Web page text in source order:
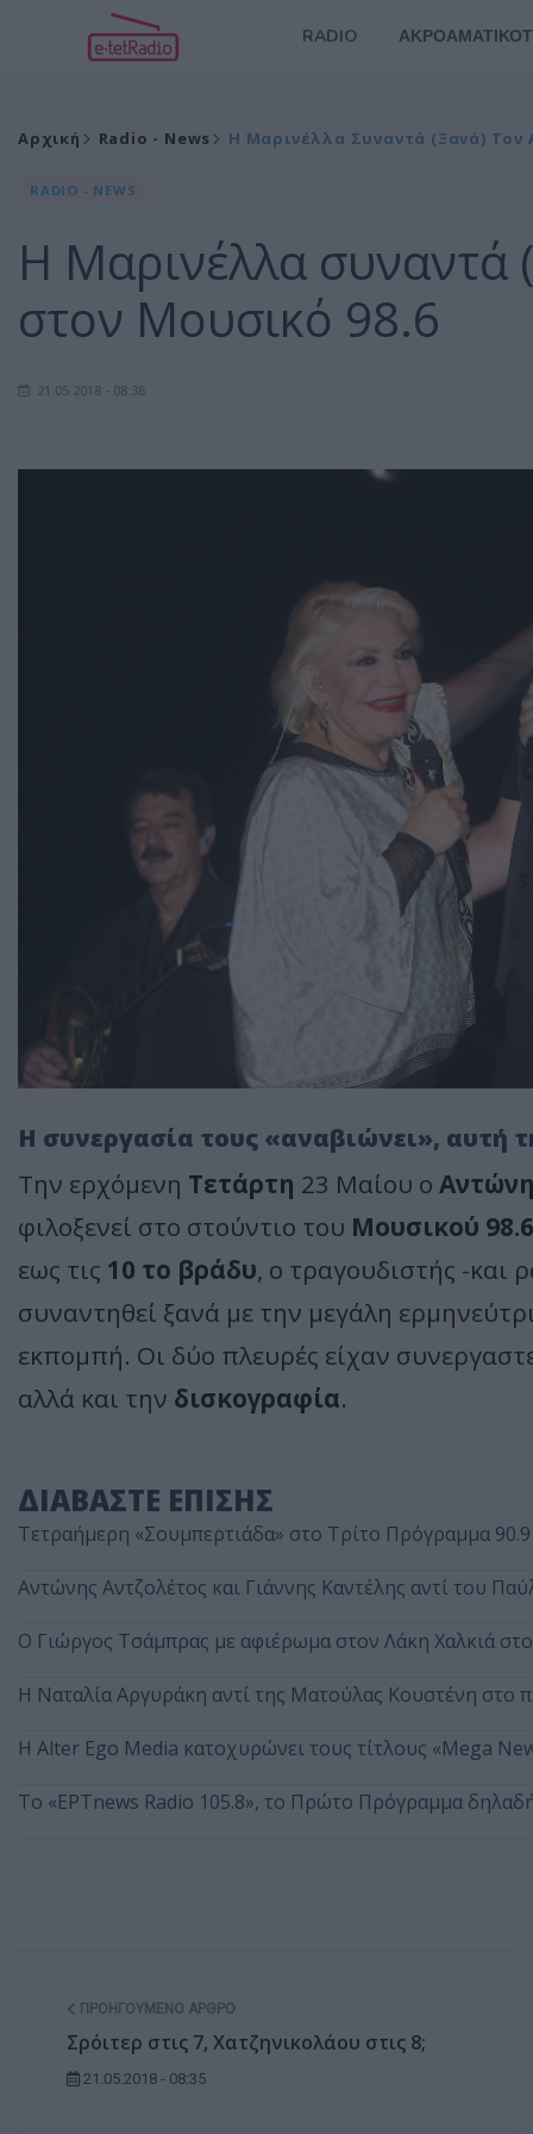
RADIO
Αρχική Radio - News Η Μαρινέλλα Συναντά (ξανά) Τον
RADIO - NEWS
Η Μαρινέλλα συναντά
στον Μουσικό 98.6
21.05.2018 - 08:36
Η συνεργασία τους «αναβιώνει», αυτή
Την ερχόμενη Τετάρτη 23 Μαίου ο
φιλοξενεί στο στούντιο του Μουσικού 98.6
εως τις 10 το βράδυ, ο τραγουδιστής -και
συναντηθεί ξανά με την μεγάλη
εκπομπή. Οι δύο πλευρές είχαν
αλλά και την δισκογραφία.
ΔΙΑΒΑΣΤΕ ΕΠΙΣΗΣ
Τετραήμερη «Σουμπερτιάδα» στο Τρίτο Πρόγραμμα 90.9
Αντώνης Αντζολέτος και Γιάννης Καντέλης αντί του
O Γιώργος Τσάμπρας με αφιέρωμα στον Λάκη Χαλκιά
Η Ναταλία Αργυράκη αντί της Ματούλας Κουστένη στο
Η Alter Ego Media κατοχυρώνει τους τίτλους «Mega
Το «ΕΡΤnews Radio 105.8», το Πρώτο Πρόγραμμα
ΠΡΟΗΓΟΎΜΕΝΟ ΆΡΘΡΟ
Σρόιτερ στις 7, Χατζηνικολάου στις 8;
21.05.2018 - 08:35